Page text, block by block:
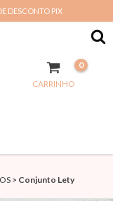
DESCONTO PIX
CARRINHO
0
> Conjunto Lety